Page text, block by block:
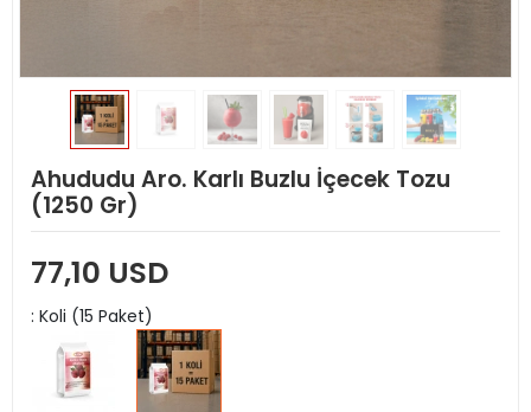
Ahududu Aro. Karlı Buzlu İçecek Tozu
(1250 Gr)
77,10 USD
: Koli (15 Paket)